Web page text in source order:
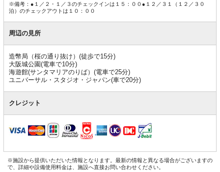
※備考：●１／２・１／３のチェックインは１５：００●１２／３１（１２／３０
泊）のチェックアウトは１０：００
周辺の見所
造幣局（桜の通り抜け）(徒歩で15分)
大阪城公園(電車で10分)
海遊館(サンタマリアのりば）(電車で25分)
ユニバーサル・スタジオ・ジャパン(車で20分)
クレジット
※施設から提供いただいた情報となります。最新の情報と異なる場合がございますの
で、詳細や設備使用料金は、施設へ直接お問い合わせください。